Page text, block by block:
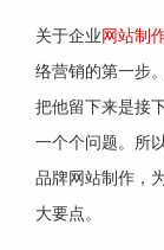
关于企业 网站制
络营销的第一步
把他留下来是接
一个个问题。所
品牌网站制作，
大要点。